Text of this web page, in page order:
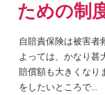
ための制
自賠責保険は被害者
よっては、かなり甚
賠償額も大きくなり
をしたいところで...